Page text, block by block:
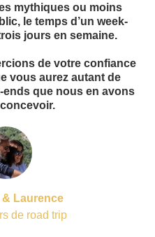
mythiques ou moins
le temps d’un week-
jours en semaine.
de votre confiance
vous aurez autant de
que nous en avons
& Laurence
de road trip